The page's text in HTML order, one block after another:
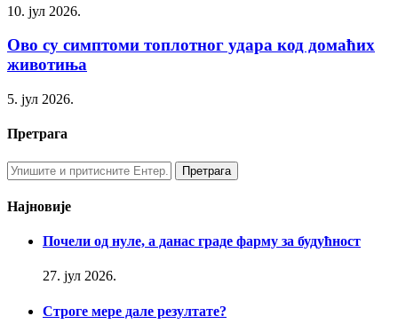
10. јул 2026.
Ово су симптоми топлотног удара код домаћих
животиња
5. јул 2026.
Претрага
Најновије
Почели од нуле, а данас граде фарму за будућност
27. јул 2026.
Строге мере дале резултате?